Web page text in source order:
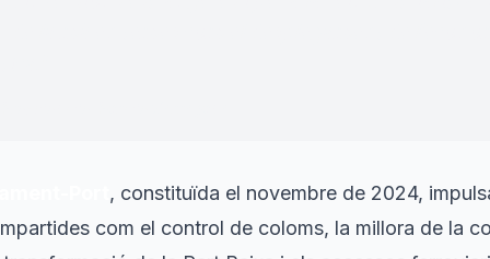
, constituïda el novembre de 2024,
com el control de coloms, la millora de la